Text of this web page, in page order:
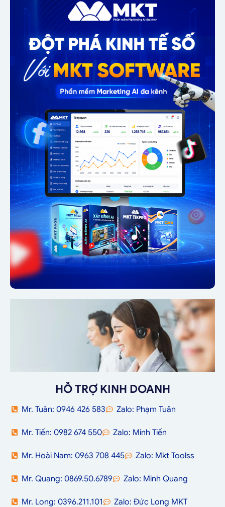
HỖ TRỢ KINH DOANH
Mr. Tuân: 0946 426 583 Zalo: Phạm Tuân
Mr. Tiến: 0982 674 550 Zalo: Minh Tiến
Mr. Hoài Nam: 0963 708 445 Zalo: Mkt Toolss
Mr. Quang: 0869.50.6789 Zalo: Minh Quang
Mr. Long: 0396.211.101 Zalo: Đức Long MKT